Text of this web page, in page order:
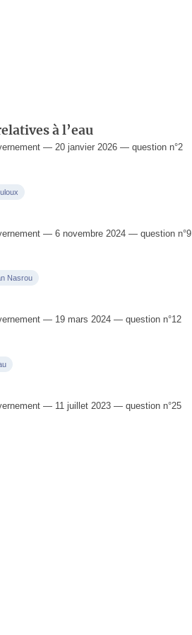
à l’eau
— 20 janvier 2026 — question n°2
— 6 novembre 2024 — question n°9
Nasrou
— 19 mars 2024 — question n°12
— 11 juillet 2023 — question n°25